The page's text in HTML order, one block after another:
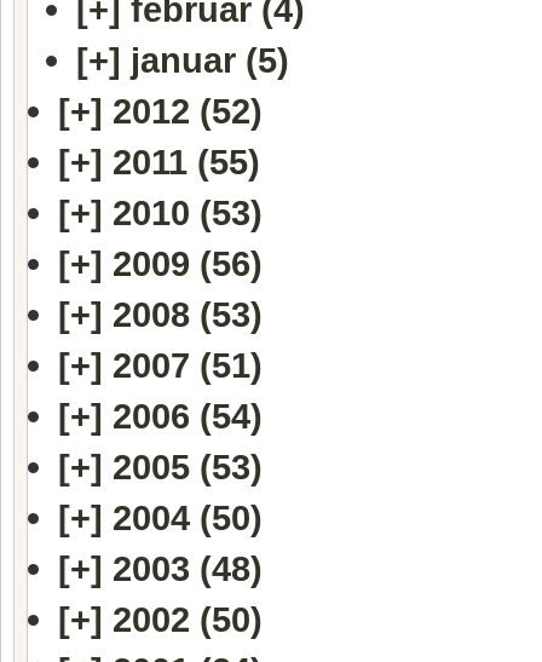
[+] februar (4)
[+] januar (5)
[+] 2012 (52)
[+] 2011 (55)
[+] 2010 (53)
[+] 2009 (56)
[+] 2008 (53)
[+] 2007 (51)
[+] 2006 (54)
[+] 2005 (53)
[+] 2004 (50)
[+] 2003 (48)
[+] 2002 (50)